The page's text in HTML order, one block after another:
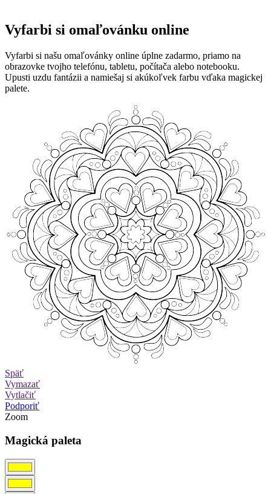
Vyfarbi si omaľovánku online
Vyfarbi si našu omaľovánky online úplne zadarmo, priamo na
obrazovke tvojho telefónu, tabletu, počítača alebo notebooku.
Upusti uzdu fantázii a namiešaj si akúkoľvek farbu vďaka magickej
palete.
Späť
Vymazať
Vytlačiť
Podporiť
Zoom
Magická paleta